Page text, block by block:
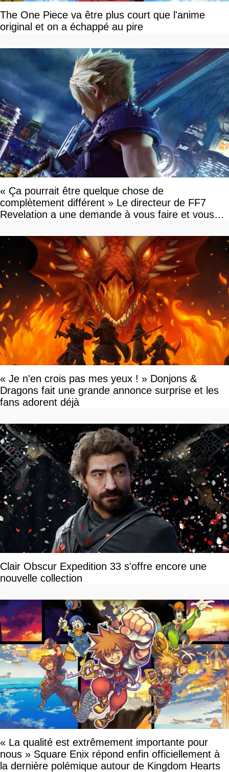
The One Piece va être plus court que l'anime
original et on a échappé au pire
« Ça pourrait être quelque chose de
complètement différent » Le directeur de FF7
Revelation a une demande à vous faire et vous
« Je n'en crois pas mes yeux ! » Donjons &
Dragons fait une grande annonce surprise et les
fans adorent déjà
Clair Obscur Expedition 33 s'offre encore une
nouvelle collection
« La qualité est extrêmement importante pour
nous » Square Enix répond enfin officiellement à
la dernière polémique autour de Kingdom Hearts